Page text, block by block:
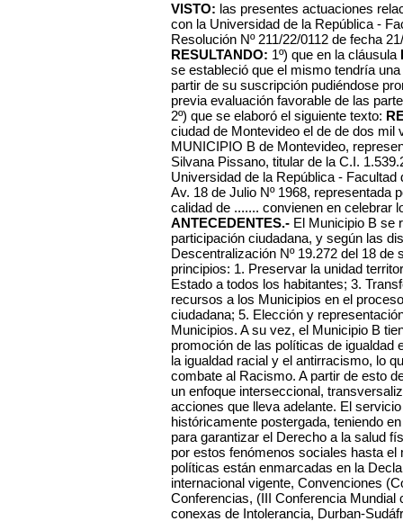
VISTO: las presentes actuaciones
con la Universidad de la República -
Resolución Nº 211/22/0112 de fecha
RESULTANDO: 1º) que en la cláusula
se estableció que el mismo tendría
partir de su suscripción pudiéndose
previa evaluación favorable de las
2º) que se elaboró el siguiente texto:
ciudad de Montevideo el de de dos mil
MUNICIPIO B de Montevideo,
Silvana Pissano, titular de la C.I.
Universidad de la República - Facultad
Av. 18 de Julio Nº 1968, representada
calidad de ....... convienen en celebrar
ANTECEDENTES.- El Municipio B se
participación ciudadana, y según las
Descentralización Nº 19.272 del 18 de
principios: 1. Preservar la unidad
Estado a todos los habitantes; 3.
recursos a los Municipios en el
ciudadana; 5. Elección y
Municipios. A su vez, el Municipio B
promoción de las políticas de igualdad
la igualdad racial y el antirracismo, lo
combate al Racismo. A partir de esto
un enfoque interseccional,
acciones que lleva adelante. El
históricamente postergada, teniendo
para garantizar el Derecho a la salud
por estos fenómenos sociales hasta
políticas están enmarcadas en la
internacional vigente, Convenciones
Conferencias, (III Conferencia
conexas de Intolerancia, Durban-